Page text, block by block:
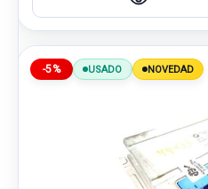
-5% USADO NOVEDAD